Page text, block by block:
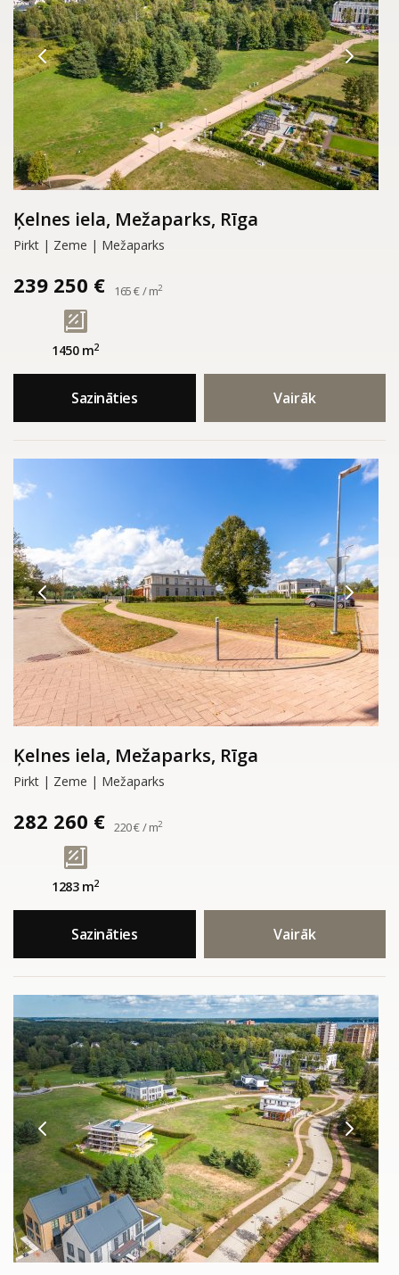
Ķelnes iela, Mežaparks, Rīga
Pirkt | Zeme | Mežaparks
239 250 € 165 € / m2
1450 m2
Sazināties Vairāk
Ķelnes iela, Mežaparks, Rīga
Pirkt | Zeme | Mežaparks
282 260 € 220 € / m2
1283 m2
Sazināties Vairāk